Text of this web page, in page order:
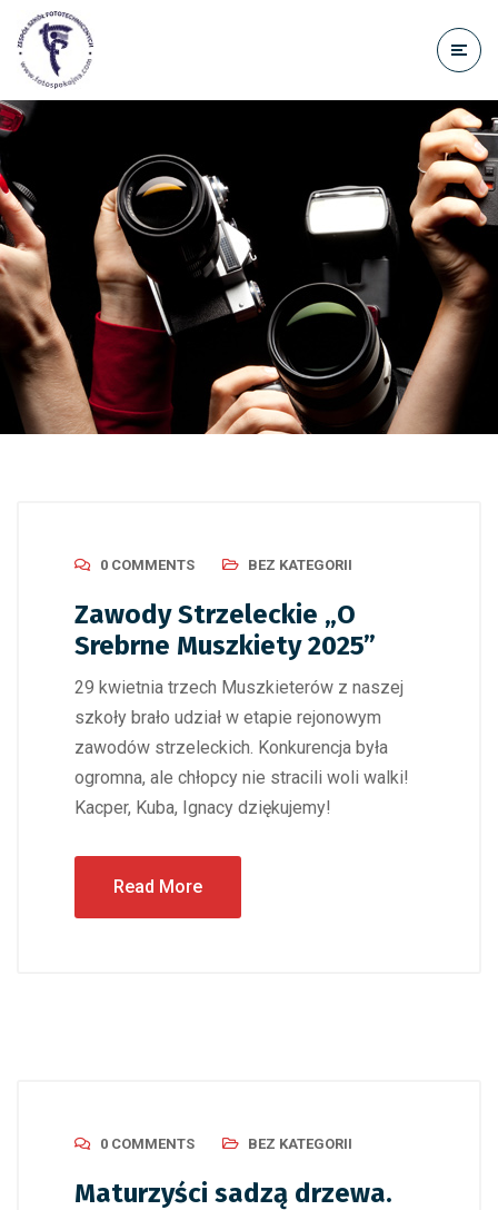
treści
0 COMMENTS BEZ KATEGORII
Zawody Strzeleckie „O
Srebrne Muszkiety 2025”
29 kwietnia trzech Muszkieterów z naszej
szkoły brało udział w etapie rejonowym
zawodów strzeleckich. Konkurencja była
ogromna, ale chłopcy nie stracili woli walki!
Kacper, Kuba, Ignacy dziękujemy!
Read More
0 COMMENTS BEZ KATEGORII
Maturzyści sadzą drzewa.